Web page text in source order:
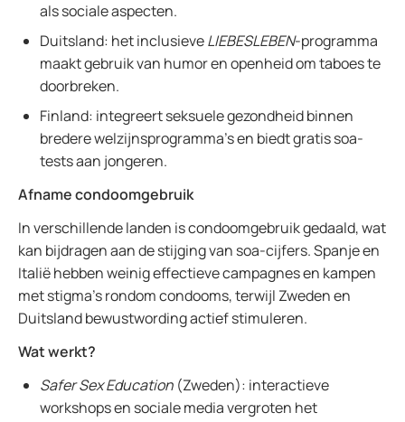
als sociale aspecten.
Duitsland: het inclusieveLIEBESLEBEN-programma
maakt gebruik van humor en openheid om taboes te
doorbreken.
Finland: integreert seksuele gezondheid binnen
bredere welzijnsprogramma’s en biedt gratis soa-
tests aan jongeren.
Afname condoomgebruik
In verschillende landen is condoomgebruik gedaald, wat
kan bijdragen aan de stijging van soa-cijfers. Spanje en
Italië hebben weinig effectieve campagnes en kampen
met stigma’s rondom condooms, terwijl Zweden en
Duitsland bewustwording actief stimuleren.
Wat werkt?
Safer Sex Education (Zweden): interactieve
workshops en sociale media vergroten het